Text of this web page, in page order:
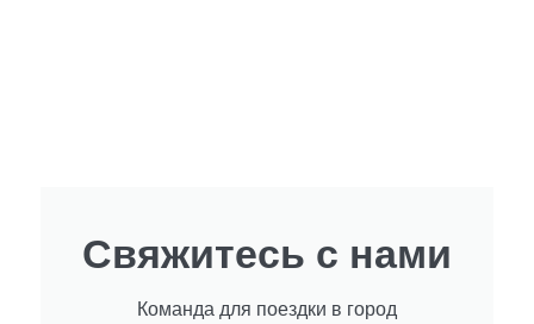
Свяжитесь с нами
Команда для поездки в город